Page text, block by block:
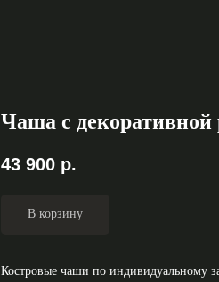
Чаша с декоративной
43 900 р.
В корзину
Костровые чаши по индивидуальному